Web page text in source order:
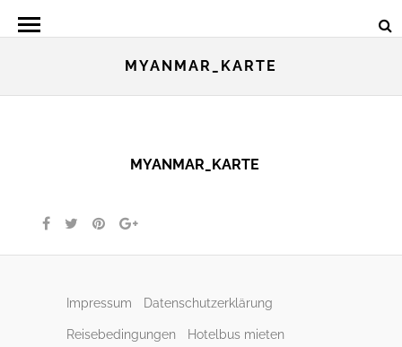
MYANMAR_KARTE
MYANMAR_KARTE
Impressum Datenschutzerklärung
Reisebedingungen Hotelbus mieten